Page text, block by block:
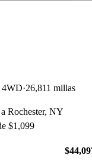
4WD 26,811 millas
Rochester, NY
$1,099